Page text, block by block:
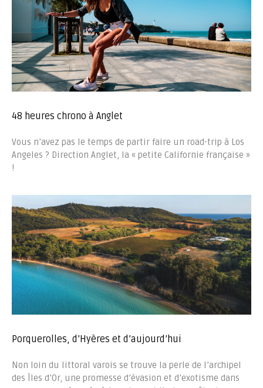
48 heures chrono à Anglet
Vous n’avez pas le temps de partir faire un road-trip à Los
Angeles ? Direction Anglet, la « petite Californie française »
!
Porquerolles, d’Hyères et d’aujourd’hui
Non loin du littoral varois se trouve la perle de l’archipel
des Îles d’Or, une promesse d’évasion et d’exotisme dans